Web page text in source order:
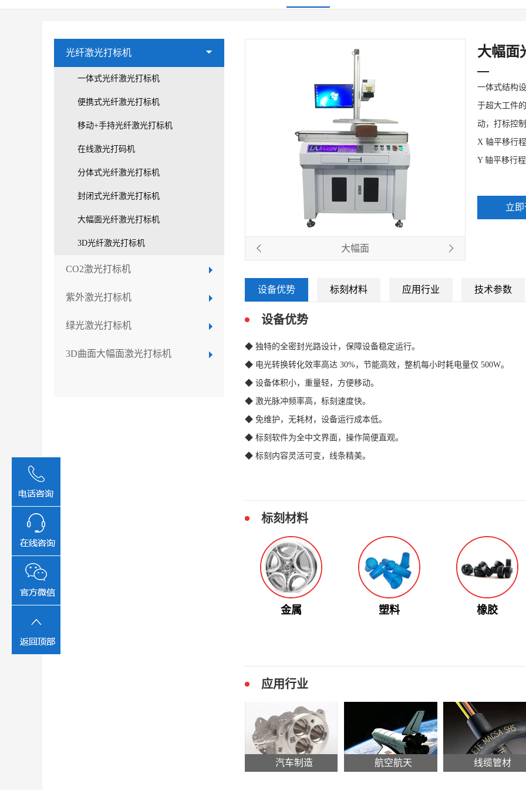
光纤激光打标机
一体式光纤激光打标机
便携式光纤激光打标机
移动+手持光纤激光打标机
在线激光打码机
分体式光纤激光打标机
封闭式光纤激光打标机
大幅面光纤激光打标机
3D光纤激光打标机
CO2激光打标机
紫外激光打标机
绿光激光打标机
3D曲面大幅面激光打标机
大幅面 大幅面
大幅面
一体式结构
于超大工件
动，打标控
X 轴平移行
Y 轴平移行
立
设备优势 标刻材料 应用行业 技术参数
设备优势
◆ 独特的全密封光路设计，保障设备稳定运行。
◆ 电光转换转化效率高达 30%，节能高效，整机每小时耗电量仅 500W。
◆ 设备体积小，重量轻，方便移动。
◆ 激光脉冲频率高，标刻速度快。
◆ 免维护，无耗材，设备运行成本低。
◆ 标刻软件为全中文界面，操作简便直观。
◆ 标刻内容灵活可变，线条精美。
标刻材料
金属 塑料 橡胶
应用行业
汽车制造 航空航天 线缆管材